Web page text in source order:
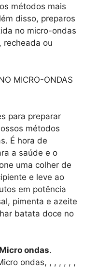
métodos mais
disso, preparos
no micro-ondas
recheada ou
para preparar
métodos
É hora de
a saúde e o
uma colher de
e leve ao
em potência
pimenta e azeite
batata doce no
ondas.
ondas, , , , , , ,